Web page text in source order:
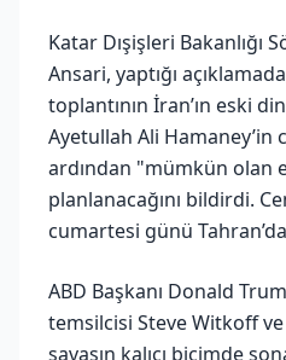
Katar Dışişleri Bakanlığı
Ansari, yaptığı
toplantının İran’ın eski
Ayetullah Ali Hamaney’in
ardından "mümkün olan
planlanacağını bildirdi.
cumartesi günü
ABD Başkanı Donald
temsilcisi Steve Witkoff ve
savaşın kalıcı biçimde